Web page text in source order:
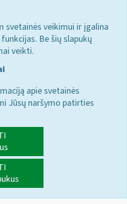
svetainės veikimui ir įgalina
Be šių slapukų
veikti.
apie svetainės
Jūsų naršymo patirties